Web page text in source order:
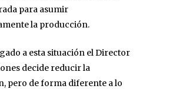
para asumir
la producción.
a esta situación el Director
decide reducir la
pero de forma diferente a lo